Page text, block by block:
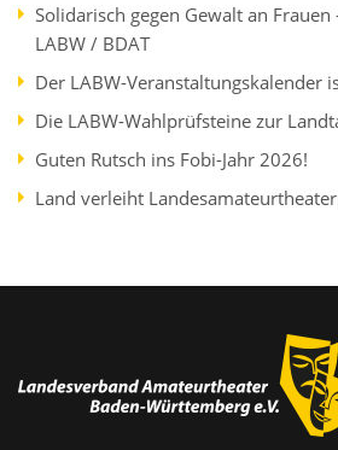
Solidarisch gegen Gewalt an Frauen
LABW / BDAT
Der LABW-Veranstaltungskalender
Die LABW-Wahlprüfsteine zur
Guten Rutsch ins Fobi-Jahr 2026!
Land verleiht